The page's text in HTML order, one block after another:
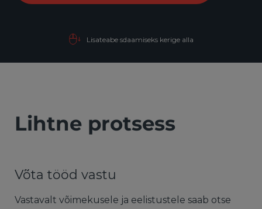
Lisateabe sdaamiseks kerige alla
Lihtne protsess
Võta tööd vastu
Vastavalt võimekusele ja eelistustele saab otse